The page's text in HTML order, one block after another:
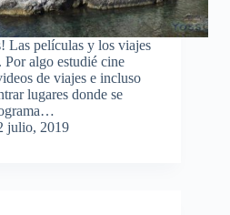
Las películas y los viajes
Por algo estudié cine
de viajes e incluso
lugares donde se
julio, 2019